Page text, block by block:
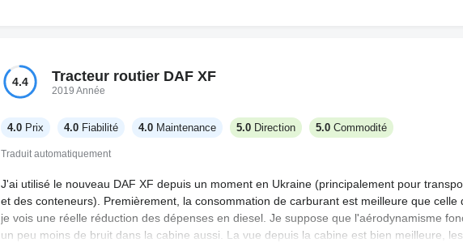
4.4 Tracteur routier DAF XF
2019 Année
4.0 Prix 4.0 Fiabilité 4.0 Maintenance 5.0 Direction 5.0 Commodité
Traduit automatiquement
J'ai utilisé le nouveau DAF XF depuis un moment en Ukraine (principalement pour
et des conteneurs). Premièrement, la consommation de carburant est meilleure que celle
je vois une réelle réduction des dépenses en diesel. Je suppose que l'aérodynamisme
un peu moins de bruit dans la cabine aussi. La vue depuis la cabine est bien meilleure,